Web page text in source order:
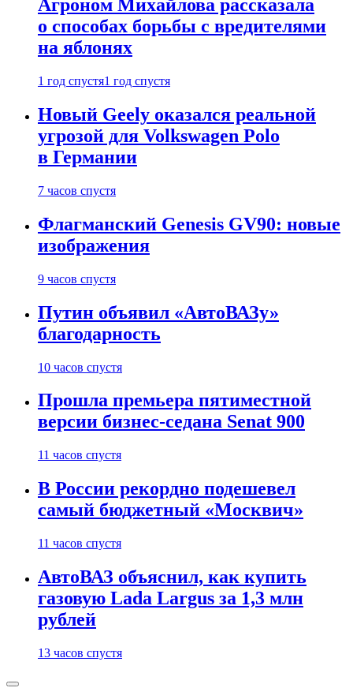
Агроном Михайлова рассказала
о способах борьбы с вредителями
на яблонях
1 год спустя1 год спустя
Новый Geely оказался реальной
угрозой для Volkswagen Polo
в Германии
7 часов спустя
Флагманский Genesis GV90: новые
изображения
9 часов спустя
Путин объявил «АвтоВАЗу»
благодарность
10 часов спустя
Прошла премьера пятиместной
версии бизнес-седана Senat 900
11 часов спустя
В России рекордно подешевел
самый бюджетный «Москвич»
11 часов спустя
АвтоВАЗ объяснил, как купить
газовую Lada Largus за 1,3 млн
рублей
13 часов спустя